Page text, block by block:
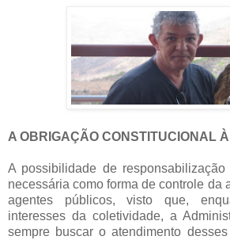
A OBRIGAÇÃO CONSTITUCIONAL
A possibilidade de
necessária como forma de controle da
agentes públicos, visto que,
interesses da coletividade, a
sempre buscar o atendimento